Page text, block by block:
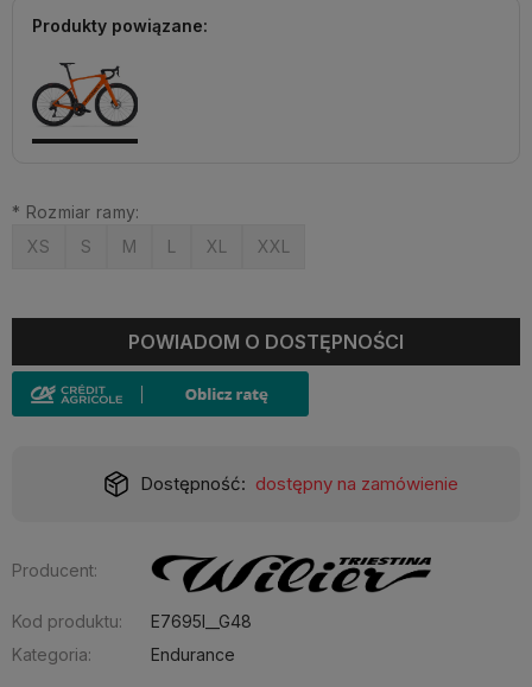
Produkty powiązane:
* Rozmiar ramy:
XS
S M L XL XXL
POWIADOM O DOSTĘPNOŚCI
Dostępność: dostępny na zamówienie
Producent:
Kod produktu:
E7695I__G48
Kategoria:
Endurance